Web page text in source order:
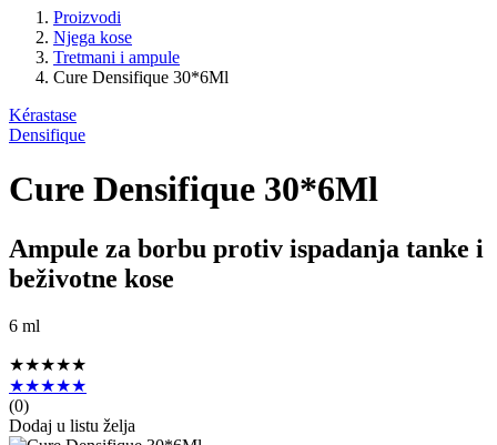
Proizvodi
Njega kose
Tretmani i ampule
Cure Densifique 30*6Ml
Kérastase
Densifique
Cure Densifique 30*6Ml
Ampule za borbu protiv ispadanja tanke i
beživotne kose
6 ml
★★★★★
★★★★★
(0)
Dodaj u listu želja